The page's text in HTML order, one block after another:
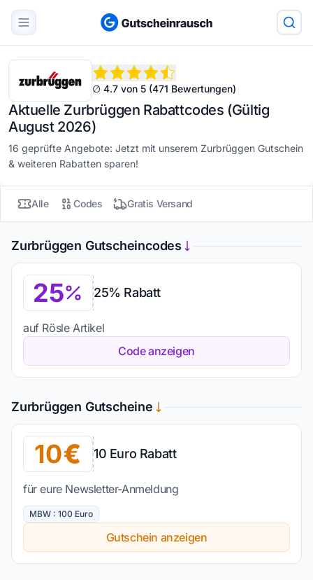
∅ 4.7 von 5 (471 Bewertungen)
Aktuelle Zurbrüggen Rabattcodes (Gültig
August 2026)
16 geprüfte Angebote: Jetzt mit unserem Zurbrüggen Gutschein
& weiteren Rabatten sparen!
Alle Codes Gratis Versand
Zurbrüggen Gutscheincodes
25 25% Rabatt
auf Rösle Artikel
Code anzeigen
Zurbrüggen Gutscheine
10 10 Euro Rabatt
für eure Newsletter-Anmeldung
MBW : 100 Euro
Gutschein anzeigen